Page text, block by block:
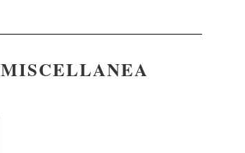
MISCELLANEA